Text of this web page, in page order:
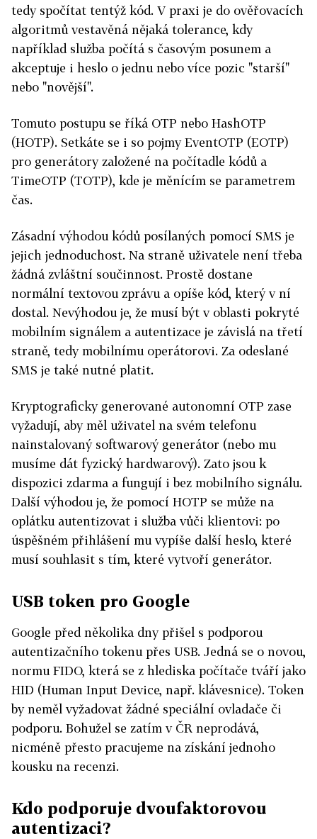
tedy spočítat tentýž kód. V praxi je do ověřovacích
algoritmů vestavěná nějaká tolerance, kdy
například služba počítá s časovým posunem a
akceptuje i heslo o jednu nebo více pozic "starší"
nebo "novější".
Tomuto postupu se říká OTP nebo HashOTP
(HOTP). Setkáte se i so pojmy EventOTP (EOTP)
pro generátory založené na počítadle kódů a
TimeOTP (TOTP), kde je měnícím se parametrem
čas.
Zásadní výhodou kódů posílaných pomocí SMS je
jejich jednoduchost. Na straně uživatele není třeba
žádná zvláštní součinnost. Prostě dostane
normální textovou zprávu a opíše kód, který v ní
dostal. Nevýhodou je, že musí být v oblasti pokryté
mobilním signálem a autentizace je závislá na třetí
straně, tedy mobilnímu operátorovi. Za odeslané
SMS je také nutné platit.
Kryptograficky generované autonomní OTP zase
vyžadují, aby měl uživatel na svém telefonu
nainstalovaný softwarový generátor (nebo mu
musíme dát fyzický hardwarový). Zato jsou k
dispozici zdarma a fungují i bez mobilního signálu.
Další výhodou je, že pomocí HOTP se může na
oplátku autentizovat i služba vůči klientovi: po
úspěšném přihlášení mu vypíše další heslo, které
musí souhlasit s tím, které vytvoří generátor.
USB token pro Google
Google před několika dny přišel s podporou
autentizačního tokenu přes USB. Jedná se o novou,
normu FIDO, která se z hlediska počítače tváří jako
HID (Human Input Device, např. klávesnice). Token
by neměl vyžadovat žádné speciální ovladače či
podporu. Bohužel se zatím v ČR neprodává,
nicméně přesto pracujeme na získání jednoho
kousku na recenzi.
Kdo podporuje dvoufaktorovou
autentizaci?